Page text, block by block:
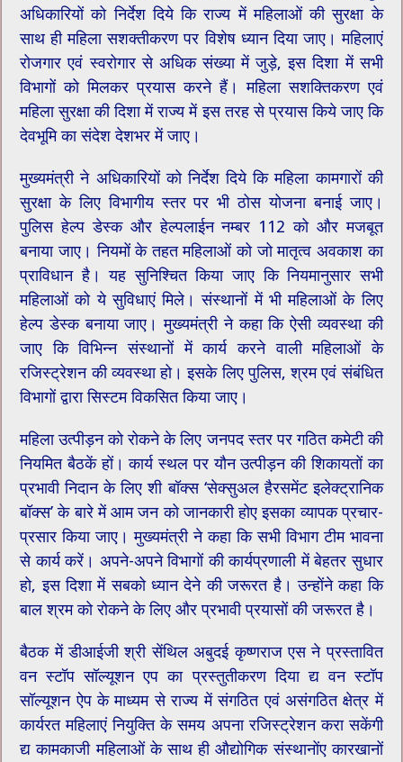
अधिकारियों को निर्देश दिये कि राज्य में महिलाओं की सुरक्षा के
साथ ही महिला सशक्तीकरण पर विशेष ध्यान दिया जाए। महिलाएं
रोजगार एवं स्वरोगार से अधिक संख्या में जुड़े, इस दिशा में सभी
विभागों को मिलकर प्रयास करने हैं। महिला सशक्तिकरण एवं
महिला सुरक्षा की दिशा में राज्य में इस तरह से प्रयास किये जाए कि
देवभूमि का संदेश देशभर में जाए।
मुख्यमंत्री ने अधिकारियों को निर्देश दिये कि महिला कामगारों की
सुरक्षा के लिए विभागीय स्तर पर भी ठोस योजना बनाई जाए।
पुलिस हेल्प डेस्क और हेल्पलाईन नम्बर 112 को और मजबूत
बनाया जाए। नियमों के तहत महिलाओं को जो मातृत्व अवकाश का
प्राविधान है। यह सुनिश्चित किया जाए कि नियमानुसार सभी
महिलाओं को ये सुविधाएं मिले। संस्थानों में भी महिलाओं के लिए
हेल्प डेस्क बनाया जाए। मुख्यमंत्री ने कहा कि ऐसी व्यवस्था की
जाए कि विभिन्न संस्थानों में कार्य करने वाली महिलाओं के
रजिस्ट्रेशन की व्यवस्था हो। इसके लिए पुलिस, श्रम एवं संबंधित
विभागों द्वारा सिस्टम विकसित किया जाए।
महिला उत्पीड़न को रोकने के लिए जनपद स्तर पर गठित कमेटी की
नियमित बैठकें हों। कार्य स्थल पर यौन उत्पीड़न की शिकायतों का
प्रभावी निदान के लिए शी बॉक्स ‘सेक्सुअल हैरसमेंट इलेक्ट्रानिक
बॉक्स’ के बारे में आम जन को जानकारी होए इसका व्यापक प्रचार-
प्रसार किया जाए। मुख्यमंत्री ने कहा कि सभी विभाग टीम भावना
से कार्य करें। अपने-अपने विभागों की कार्यप्रणाली में बेहतर सुधार
हो, इस दिशा में सबको ध्यान देने की जरूरत है। उन्होंने कहा कि
बाल श्रम को रोकने के लिए और प्रभावी प्रयासों की जरूरत है।
बैठक में डीआईजी श्री सेंथिल अबुदई कृष्णराज एस ने प्रस्तावित
वन स्टॉप सॉल्यूशन एप का प्रस्तुतीकरण दिया द्य वन स्टॉप
सॉल्यूशन ऐप के माध्यम से राज्य में संगठित एवं असंगठित क्षेत्र में
कार्यरत महिलाएं नियुक्ति के समय अपना रजिस्ट्रेशन करा सकेंगी
द्य कामकाजी महिलाओं के साथ ही औद्योगिक संस्थानोंए कारखानों